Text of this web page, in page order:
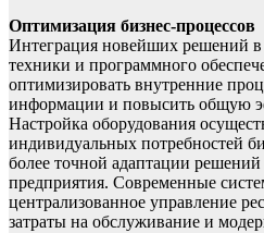
Оптимизация бизнес-процессов
Интеграция новейших решений
техники и программного
оптимизировать внутренние
информации и повысить общую
Настройка оборудования
индивидуальных потребностей
более точной адаптации
предприятия. Современные
централизованное управление
затраты на обслуживание и